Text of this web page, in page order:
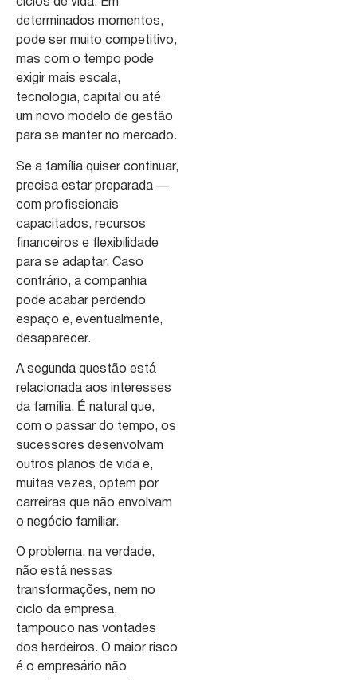
ciclos de vida. Em
determinados momentos,
pode ser muito competitivo,
mas com o tempo pode
exigir mais escala,
tecnologia, capital ou até
um novo modelo de gestão
para se manter no mercado.
Se a família quiser continuar,
precisa estar preparada —
com profissionais
capacitados, recursos
financeiros e flexibilidade
para se adaptar. Caso
contrário, a companhia
pode acabar perdendo
espaço e, eventualmente,
desaparecer.
A segunda questão está
relacionada aos interesses
da família. É natural que,
com o passar do tempo, os
sucessores desenvolvam
outros planos de vida e,
muitas vezes, optem por
carreiras que não envolvam
o negócio familiar.
O problema, na verdade,
não está nessas
transformações, nem no
ciclo da empresa,
tampouco nas vontades
dos herdeiros. O maior risco
é o empresário não